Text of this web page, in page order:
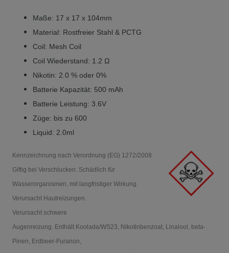
Maße: 17 x 17 x 104mm
Material: Rostfreier Stahl & PCTG
Coil: Mesh Coil
Coil Wiederstand: 1.2 Ω
Nikotin: 2.0 % oder 0%
Batterie Kapazität: 500 mAh
Batterie Leistung: 3.6V
Züge: bis zu 600
Liquid: 2.0ml
Kennzeichnung nach Verordnung (EG) 1272/2008
Giftig bei Verschlucken. Schädlich für
Wasserorganismen, mit langfristiger Wirkung.
Verursacht Hautreizungen.
Verursacht schwere
Augenreizung. Enthält Koolada/WS23, Nikotinbenzoat, Linalool, beta-
Pinen, Erdbeer-Furanon,